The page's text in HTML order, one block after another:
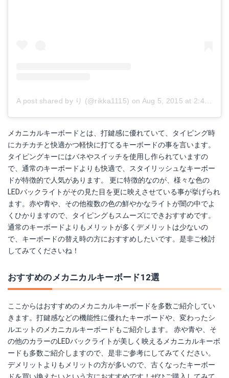
A post shared by り (@rikka1115) on Aug 5, 2015 at 2:40am PDT
メカニカルキーボードとは、打鍵感に優れていて、タイピング時
にカチカチと快適かつ軽快に打てるキーボードの事を言います。
タイピングキーにはバネやスイッチを使用し作られていますの
で、通常のキーボードよりも快適で、スタイリッシュなキーボー
ドが特徴的で人気があります。 更に特徴的なのが、様々な色の
LEDバックライトがその見た目を更に映えさせている事が挙げられ
ます。赤や青や、その他複数の色の鮮やかなライトが闇の中でよ
くひかりますので、タイピングもスムーズにできおすすめです。
通常のキーボードよりもメリットが多くデメリットは少ないの
で、キーボードの替え時の方におすすめしたいです。是非ご検討
してみてくださいね！
おすすめのメカニカルキーボード12選
ここからはおすすめのメカニカルキーボードを多数ご紹介してい
きます。打鍵感などの機能性に優れたキーボードや、変わったシ
ルエットのメカニカルキーボードもご紹介します。 赤や青や、そ
の他のカラーのLEDバックライトが美しく映えるメカニカルキーボ
ードも多数ご紹介しますので、是非ご参考にしてみてください。
デメリットよりもメリットの方が多いので、古くなったキーボー